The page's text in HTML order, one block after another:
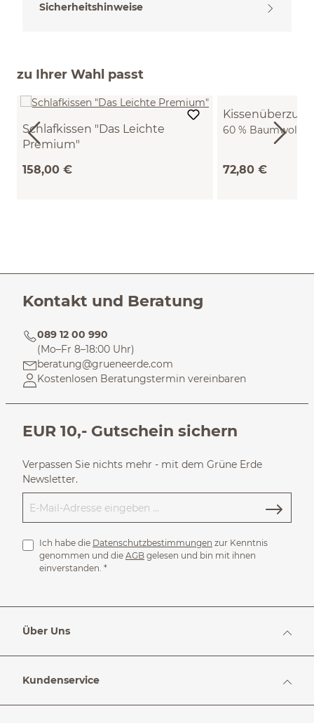
Sicherheitshinweise
zu Ihrer Wahl passt
Schlafkissen "Das Leichte
Premium"
cm)
158,00 €
Kissenüberzug
60 % Baumwolle/
(natur, 70 x 90
72,80 €
Kontakt und Beratung
089 12 00 990
(Mo–Fr 8–18:00 Uhr)
beratung@grueneerde.com
Kostenlosen Beratungstermin vereinbaren
EUR 10,- Gutschein sichern
Verpassen Sie nichts mehr - mit dem Grüne Erde
Newsletter.
Ich habe die Datenschutzbestimmungen zur Kenntnis
genommen und die AGB gelesen und bin mit ihnen
einverstanden. *
Über Uns
Kundenservice